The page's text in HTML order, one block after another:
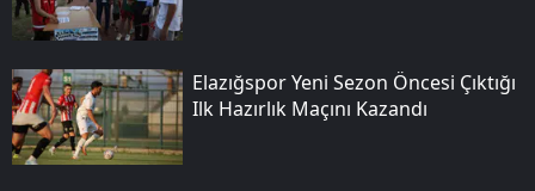
Elazığspor Yeni Sezon Öncesi Çıktığı
Ilk Hazırlık Maçını Kazandı